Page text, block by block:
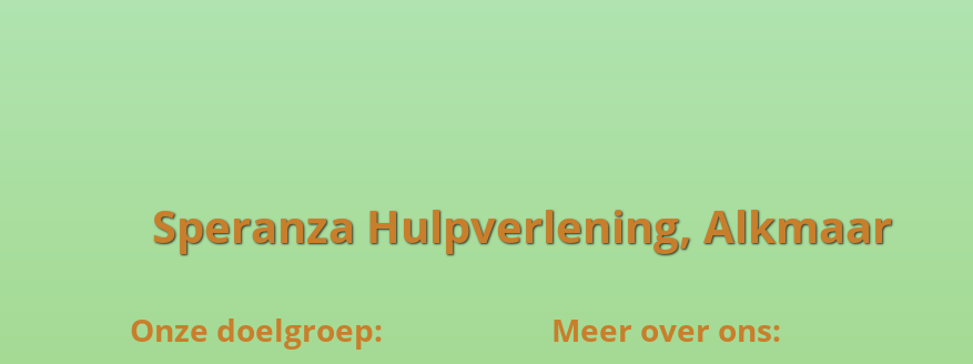
Speranza Hulpverlening, Alkmaar
Onze doelgroep: Meer over ons: